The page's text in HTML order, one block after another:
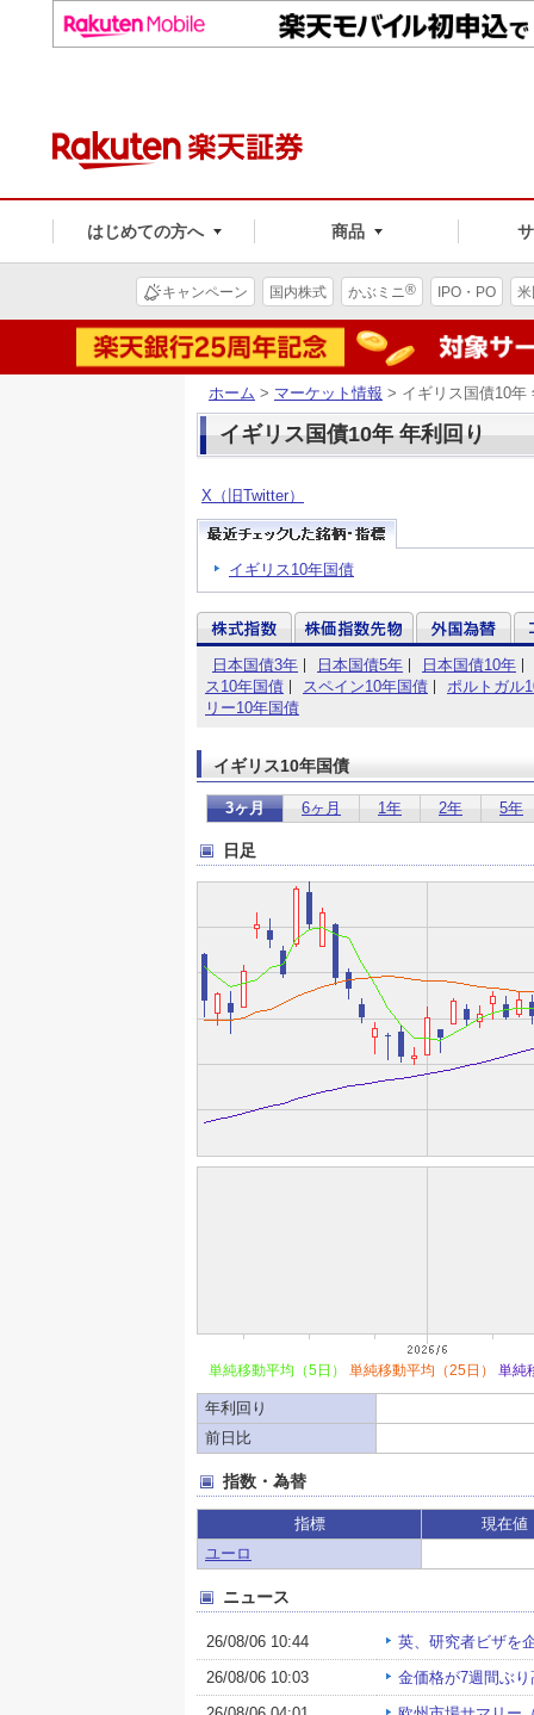
はじめての方へ 商品
キャンペーン 国内株式 かぶミニ® IPO・PO
ホーム > マーケット情報 > イギリス国債10年
イギリス国債10年 年利回り
X（旧Twitter）
イギリス10年国債
日本国債3年 日本国債5年
日本国債10年
ス10年国債
スペイン10年国債
ポルトガル
リー10年国債